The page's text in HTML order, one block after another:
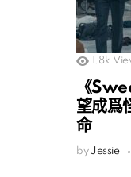
1.8k
《
望成爲
命
by Jessie